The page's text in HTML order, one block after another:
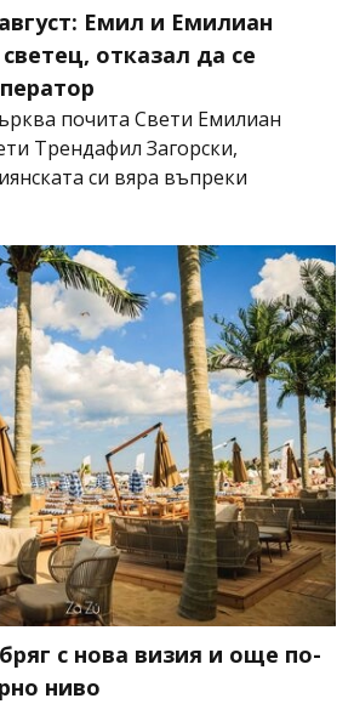
Емил и Емилиан
отказал да се
почита Свети Емилиан
Трендафил Загорски,
си вяра въпреки
с нова визия и още по-
ниво